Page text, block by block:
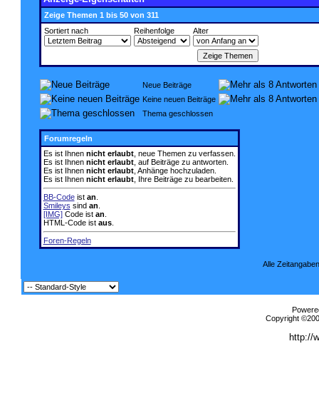
Zeige Themen 1 bis 50 von 311
Sortiert nach
Reihenfolge Alter
Neue Beiträge
Keine neuen Beiträge
Thema geschlossen
Forumregeln
Es ist Ihnen nicht erlaubt, neue Themen zu verfassen.
Es ist Ihnen nicht erlaubt, auf Beiträge zu antworten.
Es ist Ihnen nicht erlaubt, Anhänge hochzuladen.
Es ist Ihnen nicht erlaubt, Ihre Beiträge zu bearbeiten.
BB-Codeist an
Smileys sind an
[IMG]Code ist an
HTML-Code ist aus.
Foren-Regeln
Alle
Copyright
http://